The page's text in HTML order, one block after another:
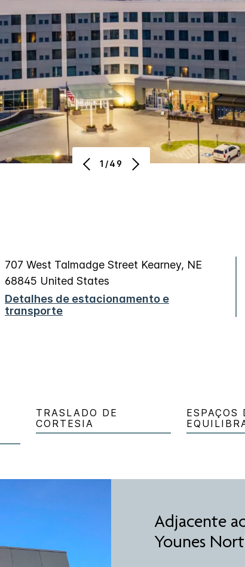
1/49
707 West Talmadge Street Kearney, NE
68845 United States
Detalhes de estacionamento e
transporte
TRASLADO DE
CORTESIA
ESPAÇOS
Adjacente
Younes